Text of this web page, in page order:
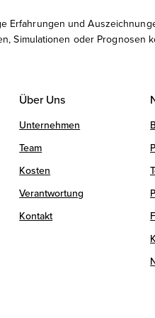
und
Simulationen oder Prognosen
Über Uns
Unternehmen
Team
Kosten
Verantwortung
Kontakt